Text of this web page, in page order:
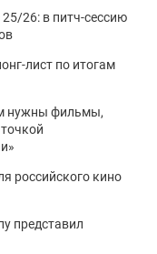
26: в питч-сессию
лист по итогам
нужны фильмы,
российского кино
представил